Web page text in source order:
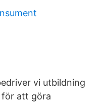
vi utbildning
för att göra